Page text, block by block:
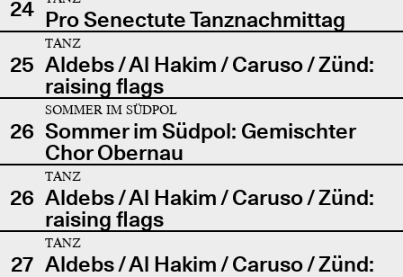
24 Pro Senectute Tanznachmittag
25
TANZ
Aldebs / Al Hakim / Caruso / Zünd:
raising flags
26
SOMMER IM SÜDPOL
Sommer im Südpol: Gemischter
Chor Obernau
26
TANZ
Aldebs / Al Hakim / Caruso / Zünd:
raising flags
27
TANZ
Aldebs / Al Hakim / Caruso / Zünd: